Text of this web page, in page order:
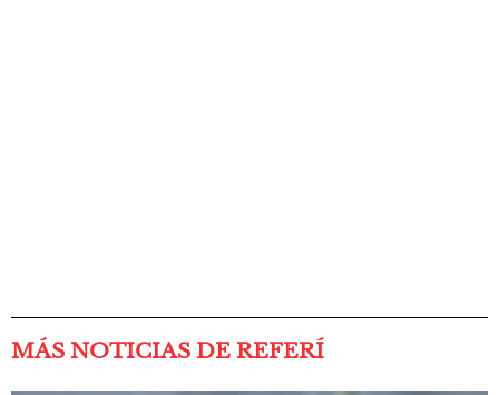
MÁS NOTICIAS DE REFERÍ